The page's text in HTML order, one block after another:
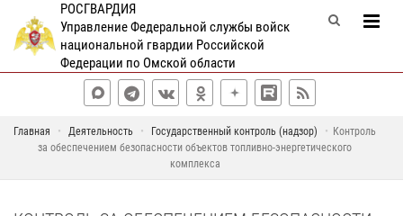
РОСГВАРДИЯ
Управление Федеральной службы войск
национальной гвардии Российской
Федерации по Омской области
Главная Деятельность Государственный контроль (надзор)
Контроль
за обеспечением безопасности объектов топливно-энергетического
комплекса